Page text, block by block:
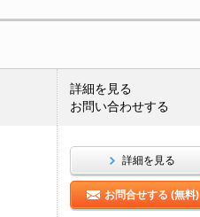
詳細を見る
お問い合わせする
詳細を見る
お問合せする (無料)